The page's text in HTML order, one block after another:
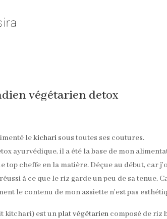
végétarien detox
lekichari sous toutes ses coutures.
ayurvédique, il a été la base de mon
top cheffe en la matière. Déçue au début, car
à ce que le riz garde un peu de sa tenue.
le contenu de mon assiette n’est pas
kitchari) est unplat végétarien composé de riz